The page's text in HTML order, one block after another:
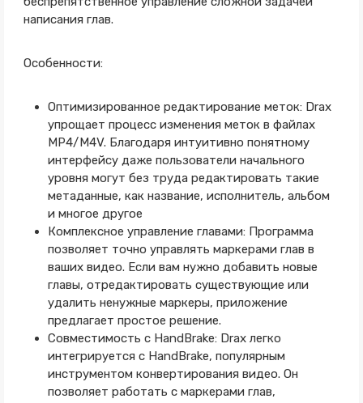
написания глав.
Особенности:
Оптимизированное редактирование меток: Drax
упрощает процесс изменения меток в файлах
MP4/M4V. Благодаря интуитивно понятному
интерфейсу даже пользователи начального
уровня могут без труда редактировать такие
метаданные, как название, исполнитель, альбом
и многое другое
Комплексное управление главами: Программа
позволяет точно управлять маркерами глав в
ваших видео. Если вам нужно добавить новые
главы, отредактировать существующие или
удалить ненужные маркеры, приложение
предлагает простое решение.
Совместимость с HandBrake: Drax легко
интегрируется с HandBrake, популярным
инструментом конвертирования видео. Он
позволяет работать с маркерами глав,